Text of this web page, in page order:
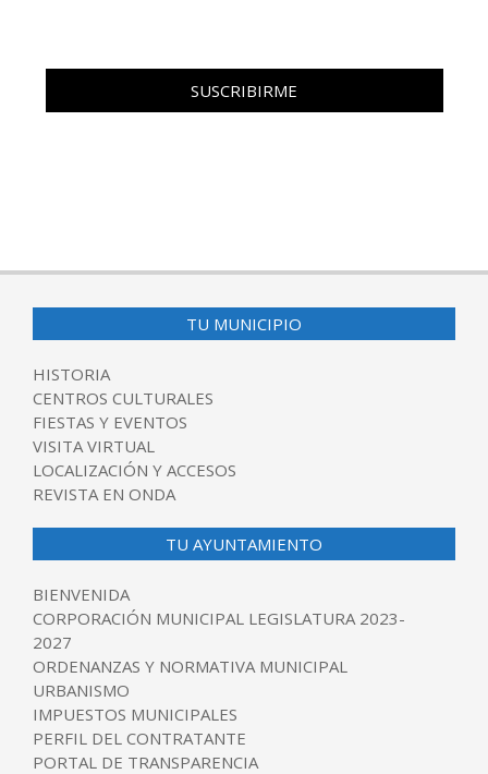
TU MUNICIPIO
HISTORIA
CENTROS CULTURALES
FIESTAS Y EVENTOS
VISITA VIRTUAL
LOCALIZACIÓN Y ACCESOS
REVISTA EN ONDA
TU AYUNTAMIENTO
BIENVENIDA
CORPORACIÓN MUNICIPAL LEGISLATURA 2023-
2027
ORDENANZAS Y NORMATIVA MUNICIPAL
URBANISMO
IMPUESTOS MUNICIPALES
PERFIL DEL CONTRATANTE
PORTAL DE TRANSPARENCIA